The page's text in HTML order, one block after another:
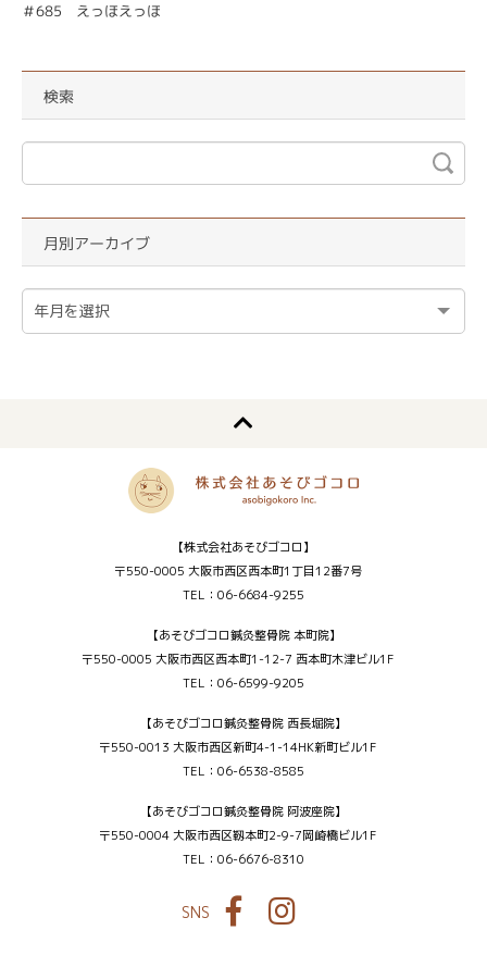
＃685 えっほえっほ
検索
月別アーカイブ
【株式会社あそびゴコロ】
〒550-0005 大阪市西区西本町1丁目12番7号
TEL：06-6684-9255
【あそびゴコロ鍼灸整骨院 本町院】
〒550-0005 大阪市西区西本町1-12-7 西本町木津ビル1F
TEL：06-6599-9205
【あそびゴコロ鍼灸整骨院 西長堀院】
〒550-0013 大阪市西区新町4-1-14HK新町ビル1F
TEL：06-6538-8585
【あそびゴコロ鍼灸整骨院 阿波座院】
〒550-0004 大阪市西区靱本町2-9-7岡崎橋ビル1F
TEL：06-6676-8310
SNS Facebook